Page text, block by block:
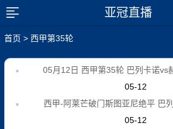
亚冠直播
首页 > 西甲第35轮
05月12日 西甲第35轮 巴列卡诺vs
05-12
西甲-阿莱芒破门斯图亚尼绝平 巴
05-12